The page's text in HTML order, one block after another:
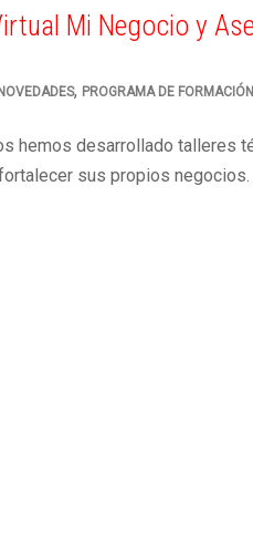
Mi Negocio y
NOVEDADES, PROGRAMA DE
hemos desarrollado talleres
sus propios